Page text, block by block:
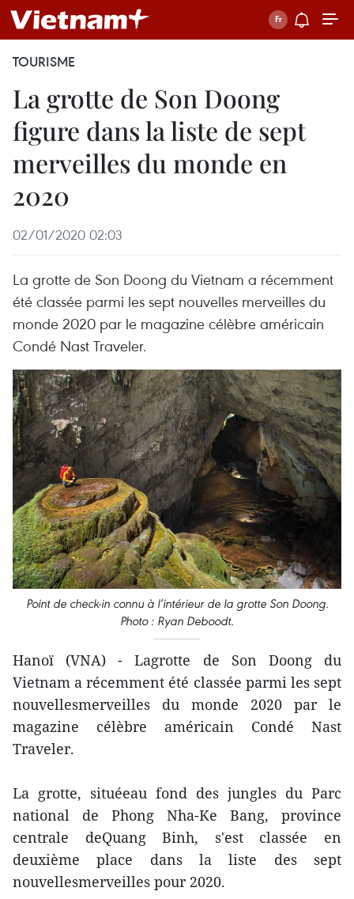
TOURISME
La grotte de Son Doong
figure dans la liste de sept
merveilles du monde en
2020
02/01/2020 02:03
La grotte de Son Doong du Vietnam a récemment
été classée parmi les sept nouvelles merveilles du
monde 2020 par le magazine célèbre américain
Condé Nast Traveler.
Point de check-in connu à l’intérieur de la grotte Son Doong.
Photo : Ryan Deboodt.
Hanoï (VNA) - Lagrotte de Son Doong du
Vietnam a récemment été classée parmi les sept
nouvellesmerveilles du monde 2020 par le
magazine célèbre américain Condé Nast
Traveler.
La grotte, situéeau fond des jungles du Parc
national de Phong Nha-Ke Bang, province
centrale deQuang Binh, s'est classée en
deuxième place dans la liste des sept
nouvellesmerveilles pour 2020.